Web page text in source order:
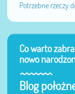
Potrzebne rzeczy
Co warto
nowo
Blog